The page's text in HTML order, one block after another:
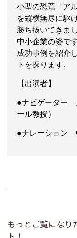
小型の恐竜「ア
を縦横無尽に駆
勝ち抜いてきま
中小企業の姿で
成功事例を紹介
トを探ります。
【出演者】
●ナビゲーター
ール教授）
●ナレーション
もっとご覧になり